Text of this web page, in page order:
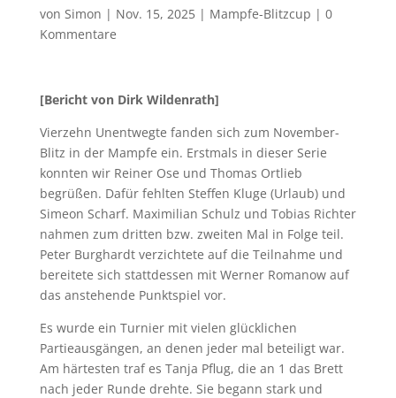
von Simon | Nov. 15, 2025| Mampfe-Blitzcup | 0
Kommentare
[Bericht von Dirk Wildenrath]
Vierzehn Unentwegte fanden sich zum November-
Blitz in der Mampfe ein. Erstmals in dieser Serie
konnten wir Reiner Ose und Thomas Ortlieb
begrüßen. Dafür fehlten Steffen Kluge (Urlaub) und
Simeon Scharf. Maximilian Schulz und Tobias Richter
nahmen zum dritten bzw. zweiten Mal in Folge teil.
Peter Burghardt verzichtete auf die Teilnahme und
bereitete sich stattdessen mit Werner Romanow auf
das anstehende Punktspiel vor.
Es wurde ein Turnier mit vielen glücklichen
Partieausgängen, an denen jeder mal beteiligt war.
Am härtesten traf es Tanja Pflug, die an 1 das Brett
nach jeder Runde drehte. Sie begann stark und